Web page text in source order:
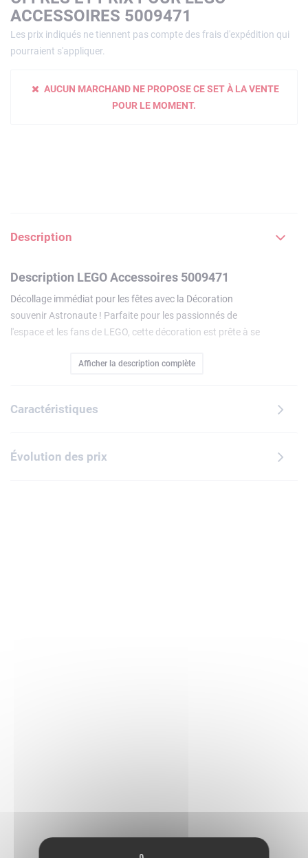
ACCESSOIRES 5009471
Les prix indiqués ne tiennent pas compte des frais d'expédition qui
pourraient s'appliquer.
AUCUN MARCHAND NE PROPOSE CE SET À LA VENTE
POUR LE MOMENT.
Description
Description LEGO Accessoires 5009471
Décollage immédiat pour les fêtes avec la Décoration
souvenir Astronaute ! Parfaite pour les passionnés de
l'espace et les fans de LEGO, cette décoration est prête à se
joie intergalactique à votre intérieur tout au long de l'année.
métal solide fixé sur son casque, permettant de l'accrocher
Afficher la description complète
Caractéristiques
Évolution des prix